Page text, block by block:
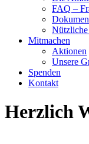
FAQ –
Mitmachen
Aktionen
Unsere
Spenden
Kontakt
Herzlich